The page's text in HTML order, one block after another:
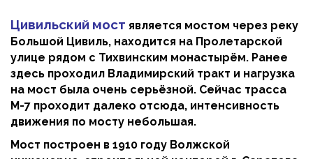
Цивильский мост является мостом через реку
Большой Цивиль, находится на Пролетарской
улице рядом с Тихвинским монастырём. Ранее
здесь проходил Владимирский тракт и нагрузка
на мост была очень серьёзной. Сейчас трасса
М-7 проходит далеко отсюда, интенсивность
движения по мосту небольшая.
Мост построен в 1910 году Волжской